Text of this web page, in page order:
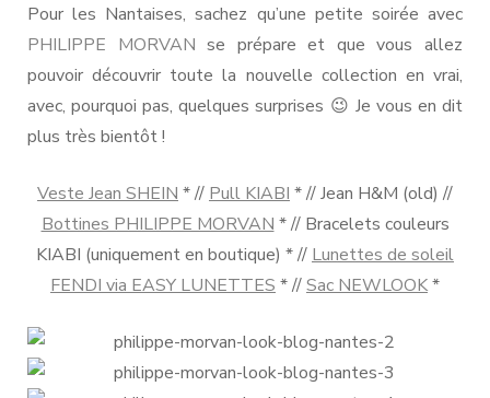
Pour les Nantaises, sachez qu’une petite soirée avec
PHILIPPE MORVAN se prépare et que vous allez
pouvoir découvrir toute la nouvelle collection en vrai,
avec, pourquoi pas, quelques surprises 😉 Je vous en dit
plus très bientôt !
Veste Jean SHEIN * // Pull KIABI * // Jean H&M (old) //
Bottines PHILIPPE MORVAN * // Bracelets couleurs
KIABI (uniquement en boutique) * // Lunettes de soleil
FENDI via EASY LUNETTES * //Sac NEWLOOK*